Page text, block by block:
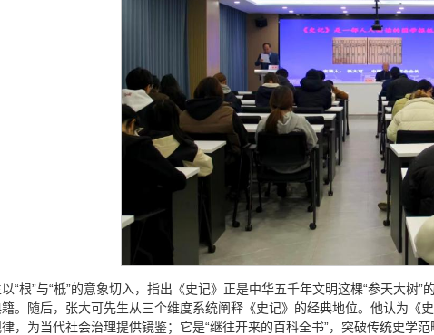
“根”与“柢”的意象切入，指出《史记》正是中华五千年文明这棵“参天大树
。随后，张大可先生从三个维度系统阐释《史记》的经典地位。他认为《
，为当代社会治理提供镜鉴；它是“继往开来的百科全书”，突破传统史